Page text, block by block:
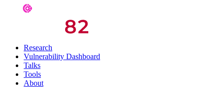
Research
Vulnerability Dashboard
Talks
Tools
About